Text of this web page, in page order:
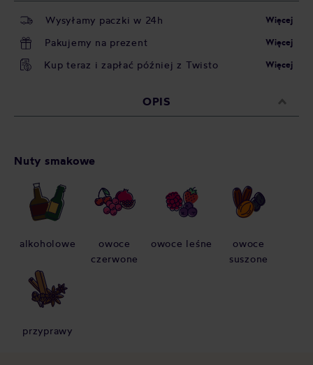
Wysyłamy paczki w 24h Więcej
Pakujemy na prezent Więcej
Kup teraz i zapłać później z Twisto Więcej
OPIS
Nuty smakowe
alkoholowe
owoce
czerwone
owoce leśne
owoce
suszone
przyprawy